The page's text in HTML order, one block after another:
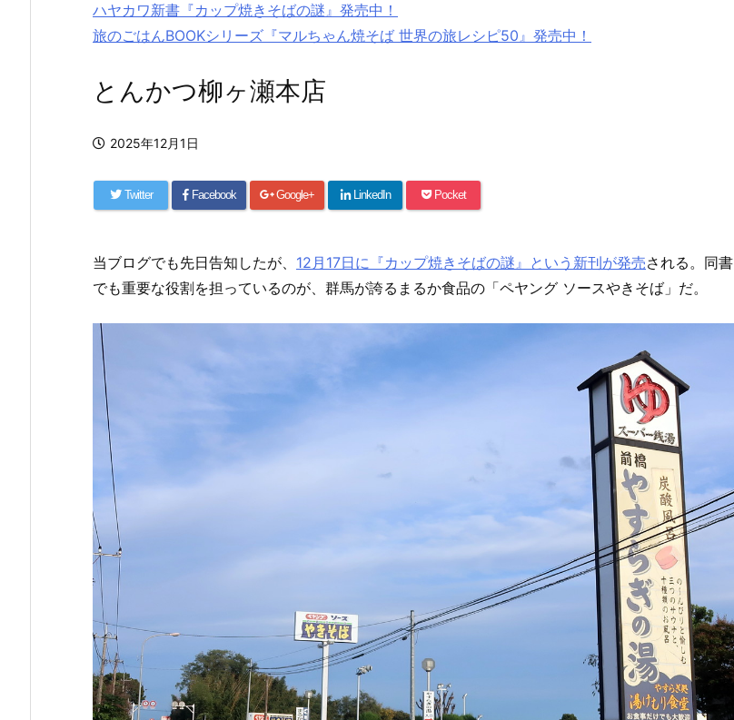
ハヤカワ新書『カップ焼きそばの謎』発売中！
旅のごはんBOOKシリーズ『マルちゃん焼そば 世界の旅レシピ50』発売中！
とんかつ柳ヶ瀬本店
2025年12月1日
Twitter Facebook Google+ LinkedIn Pocket
当ブログでも先日告知したが、 12月17日に『カップ焼きそばの謎』という新刊が発売される。同書
でも重要な役割を担っているのが、群馬が誇るまるか食品の「ペヤング ソースやきそば」だ。